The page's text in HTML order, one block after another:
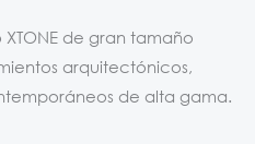
de gran tamaño
arquitectónicos,
de alta gama.